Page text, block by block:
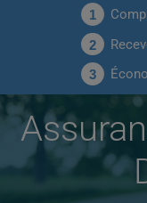
1
2
3